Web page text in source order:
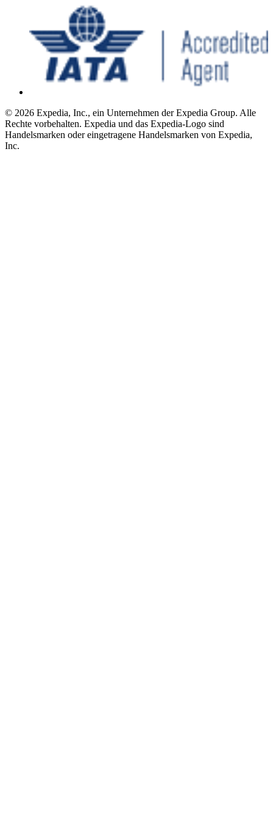
© 2026 Expedia, Inc., ein Unternehmen der Expedia Group. Alle
Rechte vorbehalten. Expedia und das Expedia-Logo sind
Handelsmarken oder eingetragene Handelsmarken von Expedia,
Inc.